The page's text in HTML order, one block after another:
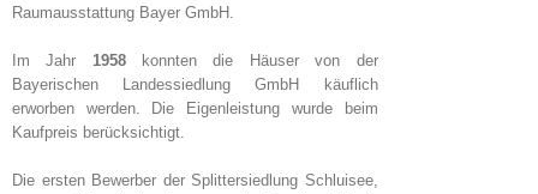
Raumausstattung Bayer GmbH.
Im Jahr 1958konnten die Häuser von der
Bayerischen Landessiedlung GmbH käuflich
erworben werden. Die Eigenleistung wurde beim
Kaufpreis berücksichtigt.
Die ersten Bewerber der Splittersiedlung Schluisee,